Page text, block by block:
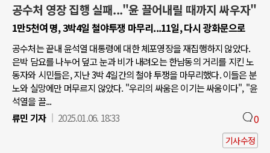
공수처 영장 집행 실패..."윤 끌어내릴 때까지 싸우자"
1만5천여 명, 3박4일 철야투쟁 마무리...11일, 다시 광화문으로
공수처는 끝내 윤석열 대통령에 대한 체포영장을 재집행하지 않았다.
은박 담요를 나누어 덮고 눈과 비가 내려오는 한남동의 거리를 지킨 노
동자와 시민들은, 지난 3박 4일간의 철야 투쟁을 마무리했다. 이들은 분
노와 실망에만 머무르지 않았다. "우리의 싸움은 이기는 싸움이다", "윤
석열을 끌...
류민 기자
2025.01.06. 18:33 0
기사수정